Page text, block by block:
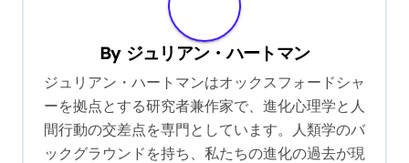
By ジュリアン・ハートマン
ジュリアン・ハートマンはオックスフォードシャ
ーを拠点とする研究者兼作家で、進化心理学と人
間行動の交差点を専門としています。人類学のバ
ックグラウンドを持ち、私たちの進化の過去が現